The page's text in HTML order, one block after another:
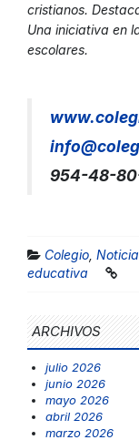
cristianos.
Una iniciativa en
escolares.
954-48-
Colegio
educativa
ARCHIVOS
julio 2026
junio 2026
mayo 2026
abril 2026
marzo 2026